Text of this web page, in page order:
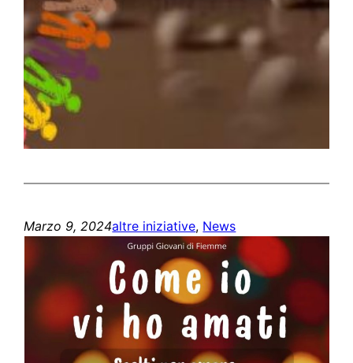
Marzo 9, 2024altre iniziative, News